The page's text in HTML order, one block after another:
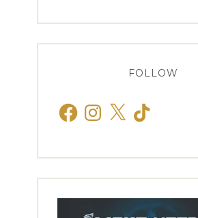
FOLLOW
FacebookInstagram
X TikTok